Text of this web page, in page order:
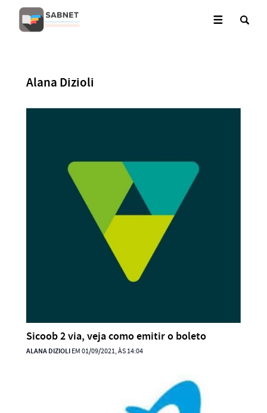
Alana Dizioli
Sicoob 2 via, veja como emitir o boleto
ALANA DIZIOLIEM 01/09/2021, ÀS 14:04